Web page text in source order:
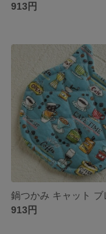
913円
913円